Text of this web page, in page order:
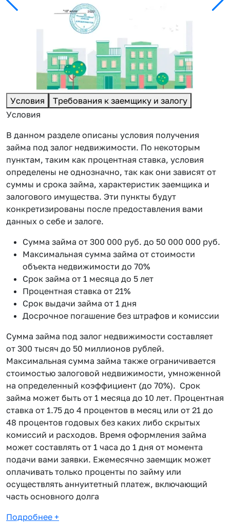
Условия
Требования к заемщику и залогу
Условия
В данном разделе описаны условия получения
займа под залог недвижимости. По некоторым
пунктам, таким как процентная ставка, условия
определены не однозначно, так как они зависят от
суммы и срока займа, характеристик заемщика и
залогового имущества. Эти пункты будут
конкретизированы после предоставления вами
данных о себе и залоге.
Сумма займа от 300 000 руб. до 50 000 000 руб.
Максимальная сумма займа от стоимости
объекта недвижимости до 70%
Срок займа от 1 месяца до 5 лет
Процентная ставка от 21%
Срок выдачи займа от 1 дня
Досрочное погашение без штрафов и комиссии
Сумма займа под залог недвижимости составляет
от 300 тысяч до 50 миллионов рублей.
Максимальная сумма займа также ограничивается
стоимостью залоговой недвижимости, умноженной
на определенный коэффициент (до 70%). Срок
займа может быть от 1 месяца до 10 лет. Процентная
ставка от 1.75 до 4 процентов в месяц или от 21 до
48 процентов годовых без каких либо скрытых
комиссий и расходов. Время оформления займа
может составлять от 1 часа до 1 дня от момента
подачи вами заявки. Ежемесячно заемщик может
оплачивать только проценты по займу или
осуществлять аннуитетный платеж, включающий
часть основного долга
Подробнее +